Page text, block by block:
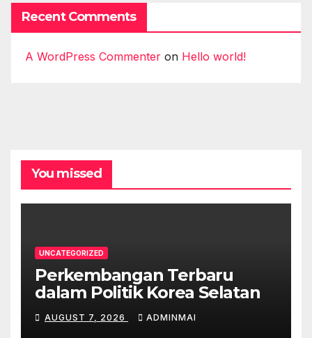
Recent Comments
A WordPress Commenter on Hello world!
You missed
UNCATEGORIZED
Perkembangan Terbaru
dalam Politik Korea Selatan
AUGUST 7, 2026 ADMINMAI